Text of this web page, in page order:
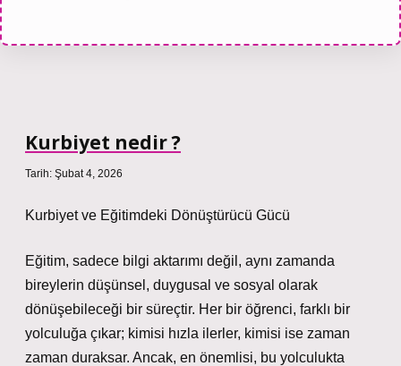
Kurbiyet nedir ?
Tarih: Şubat 4, 2026
Kurbiyet ve Eğitimdeki Dönüştürücü Gücü
Eğitim, sadece bilgi aktarımı değil, aynı zamanda
bireylerin düşünsel, duygusal ve sosyal olarak
dönüşebileceği bir süreçtir. Her bir öğrenci, farklı bir
yolculuğa çıkar; kimisi hızla ilerler, kimisi ise zaman
zaman duraksar. Ancak, en önemlisi, bu yolculukta